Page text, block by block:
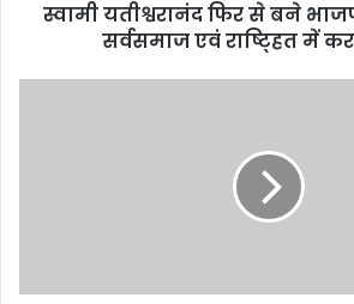
स्वामी यतीश्वरानंद फिर से बने
सर्वसमाज एवं राष्ट्हित में